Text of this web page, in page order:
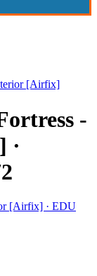
[Airfix]
-
·